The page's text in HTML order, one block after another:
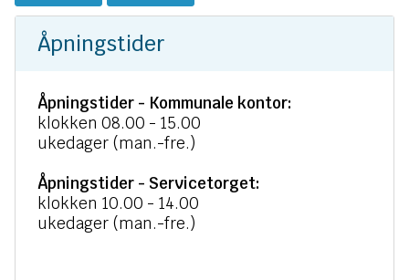
Åpningstider
Åpningstider - Kommunale kontor:
klokken 08.00 - 15.00
ukedager (man.-fre.)
Åpningstider - Servicetorget:
klokken 10.00 - 14.00
ukedager (man.-fre.)